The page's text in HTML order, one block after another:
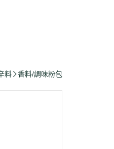
料 香料/調味粉包